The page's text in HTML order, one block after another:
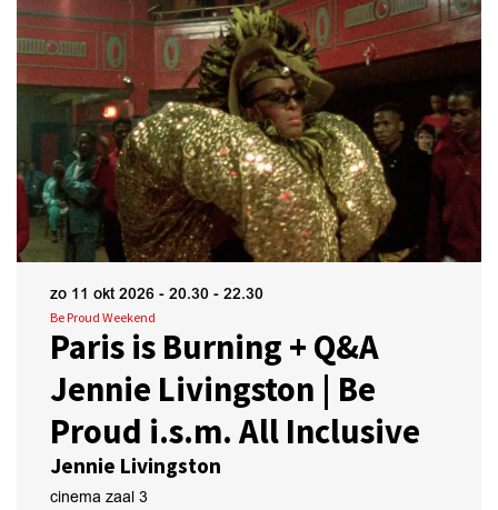
Paris is Burning + Q&A
Jennie Livingston | Be
Proud i.s.m. All Inclusive
Jennie Livingston
Be Proud Weekend
zo 11 okt 2026 - 20.30 - 22.30
cinema zaal 3